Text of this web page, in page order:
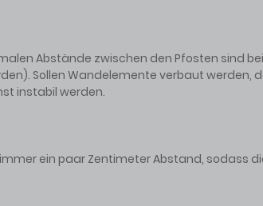
Abstände zwischen den Pfosten sind
Sollen Wandelemente verbaut werden,
instabil werden.
ein paar Zentimeter Abstand, sodass